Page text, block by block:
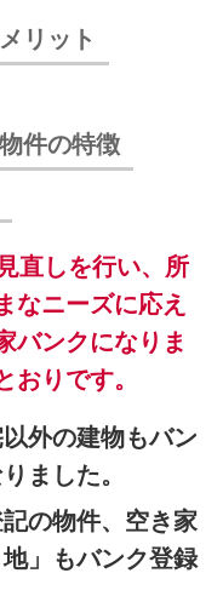
リット
件の特徴
直しを行い、所
なニーズに応え
バンクになりま
おりです。
以外の建物もバン
ました。
の物件、空き家
」もバンク登録